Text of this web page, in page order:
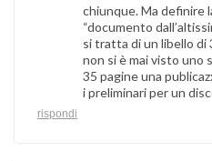
chiunque. Ma definire
“documento
si tratta di un libello di
non si è mai visto uno
35 pagine una
i preliminari per un
rispondi